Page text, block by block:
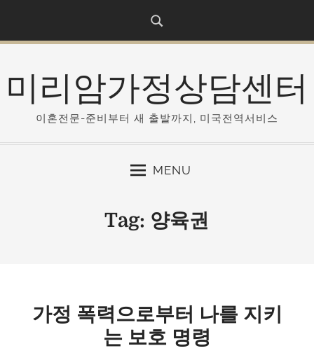
i
미리암가정상담센터
이혼전문-준비부터 새 출발까지, 미국전역서비스
MENU
Tag: 양육권
가정 폭력으로부터 나를 지키
는 보호 명령